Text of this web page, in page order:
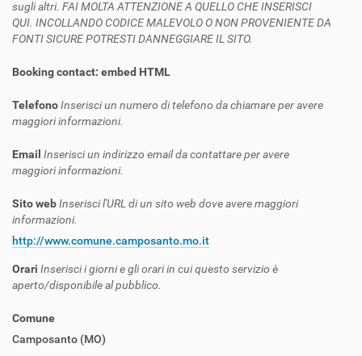
sugli altri. FAI MOLTA ATTENZIONE A QUELLO CHE INSERISCI
QUI. INCOLLANDO CODICE MALEVOLO O NON PROVENIENTE DA
FONTI SICURE POTRESTI DANNEGGIARE IL SITO.
Booking contact: embed HTML
TelefonoInserisci un numero di telefono da chiamare per avere
maggiori informazioni.
Email Inserisci un indirizzo email da contattare per avere
maggiori informazioni.
Sito webInserisci l'URL di un sito web dove avere maggiori
informazioni.
http://www.comune.camposanto.mo.it
Orari Inserisci i giorni e gli orari in cui questo servizio è
aperto/disponibile al pubblico.
Comune
Camposanto (MO)